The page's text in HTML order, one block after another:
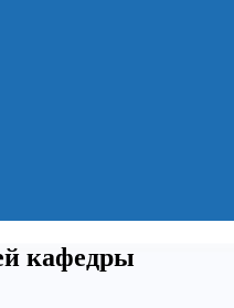
кафедры